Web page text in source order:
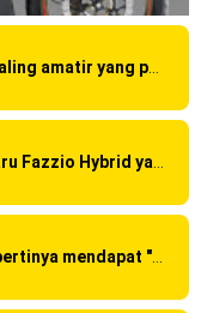
Video editing kecelakaan yang paling amatir yang pernah ane liat!
Yamaha Indonesia Rilis Warna Baru Fazzio Hybrid yang lebih Eye Catchy & Kece Abis
Di 2013 Suzuki Satria FU-150 sepertinya mendapat "revisi" pada headlamp